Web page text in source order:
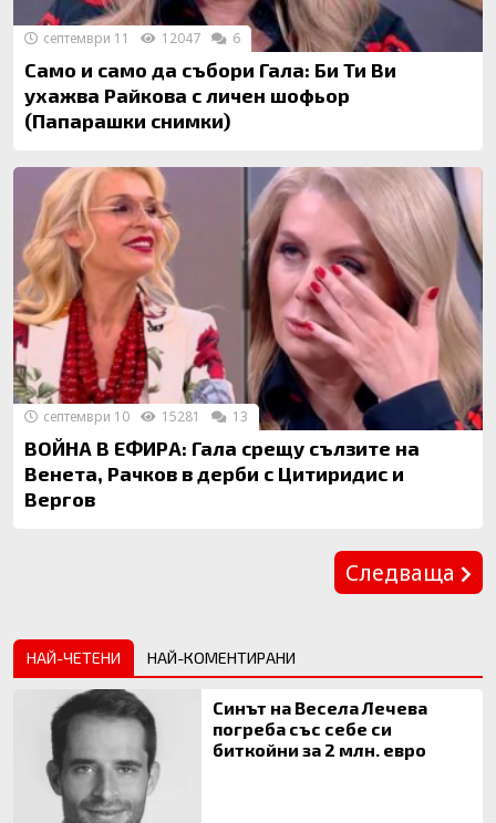
Само и само да събори Гала: Би Ти Ви
ухажва Райкова с личен шофьор
(Папарашки снимки)
септември 11 12047 6
ВОЙНА В ЕФИРА: Гала срещу сълзите на
Венета, Рачков в дерби с Цитиридис и
Вергов
септември 10 15281 13
Следваща
НАЙ-ЧЕТЕНИ НАЙ-КОМЕНТИРАНИ
Синът на Весела Лечева
погреба със себе си
биткойни за 2 млн. евро